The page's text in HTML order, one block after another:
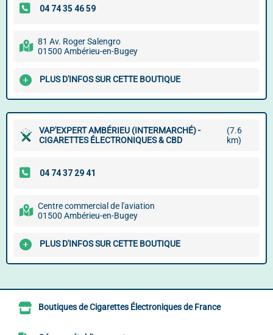
81 Av. Roger Salengro
01500 Ambérieu-en-Bugey
PLUS D'INFOS SUR CETTE BOUTIQUE
VAP'EXPERT AMBÉRIEU (INTERMARCHÉ) -
CIGARETTES ÉLECTRONIQUES & CBD
(7.6
km)
Centre commercial de l'aviation
01500 Ambérieu-en-Bugey
PLUS D'INFOS SUR CETTE BOUTIQUE
Boutiques de Cigarettes Électroniques de France